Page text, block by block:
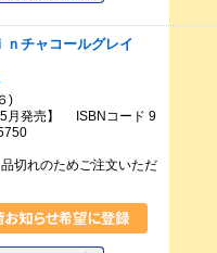
ｎチャコールグレイ
)
月発売】 ISBNコード 9
切れのためご注文いただ